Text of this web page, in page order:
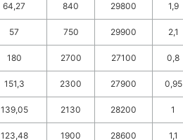
64,27 840 29800 1,9
57 750 29900 2,1
180 2700 27100 0,8
151,3 2300 27900 0,95
139,05 2130 28200 1
123,48 1900 28600 1,1